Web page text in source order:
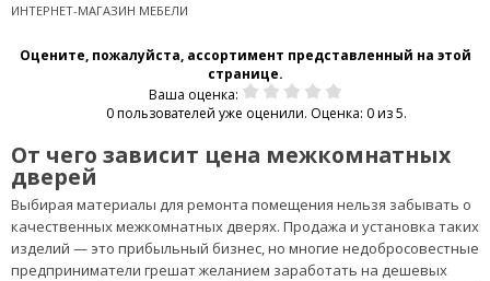
ИНТЕРНЕТ-МАГАЗИН МЕБЕЛИ
Оцените, пожалуйста, ассортимент представленный на этой
странице.
Ваша оценка:
0 пользователей уже оценили. Оценка: 0 из 5.
От чего зависит цена межкомнатных
дверей
Выбирая материалы для ремонта помещения нельзя забывать о
качественных межкомнатных дверях. Продажа и установка таких
изделий — это прибыльный бизнес, но многие недобросовестные
предприниматели грешат желанием заработать на дешевых